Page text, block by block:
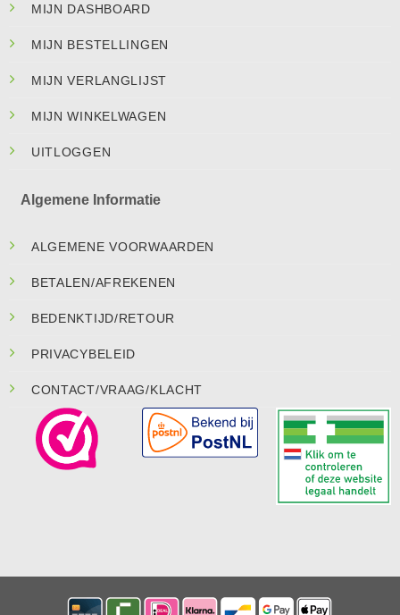
MIJN DASHBOARD
MIJN BESTELLINGEN
MIJN VERLANGLIJST
MIJN WINKELWAGEN
UITLOGGEN
Algemene Informatie
ALGEMENE VOORWAARDEN
BETALEN/AFREKENEN
BEDENKTIJD/RETOUR
PRIVACYBELEID
CONTACT/VRAAG/KLACHT